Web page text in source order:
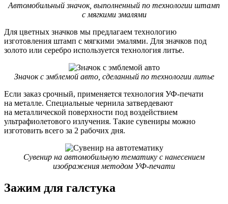
Автомобильный значок, выполненный по технологии штамп
с мягкими эмалями
Для цветных значков мы предлагаем технологию
изготовления штамп с мягкими эмалями. Для значков под
золото или серебро используется технология литье.
Значок с эмблемой авто, сделанный по технологии литье
Если заказ срочный, применяется технология УФ-печати
на металле. Специальные чернила затвердевают
на металлической поверхности под воздействием
ультрафиолетового излучения. Такие сувениры можно
изготовить всего за 2 рабочих дня.
Сувенир на автомобильную тематику с нанесением
изображения методом УФ-печати
Зажим для галстука